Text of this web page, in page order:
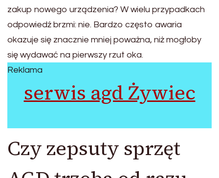
zakup nowego urządzenia? W wielu przypadkach
odpowiedź brzmi: nie. Bardzo często awaria
okazuje się znacznie mniej poważna, niż mogłoby
się wydawać na pierwszy rzut oka.
Reklama
serwis agd Żywiec
Czy zepsuty sprzęt